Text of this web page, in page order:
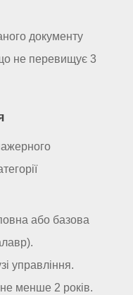
документу
не перевищує 3
або базова
управління.
менше 2 років.